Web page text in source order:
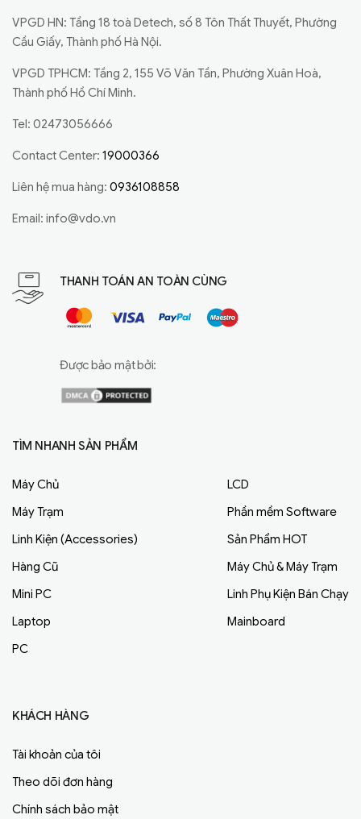
VPGD HN: Tầng 18 toà Detech, số 8 Tôn Thất Thuyết, Phường
Cầu Giấy, Thành phố Hà Nội.
VPGD TPHCM: Tầng 2, 155 Võ Văn Tần, Phường Xuân Hoà,
Thành phố Hồ Chí Minh.
Tel: 02473056666
Contact Center: 19000366
Liên hệ mua hàng: 0936108858
Email: info@vdo.vn
THANH TOÁN AN TOÀN CÙNG
Được bảo mật bởi:
TÌM NHANH SẢN PHẨM
Máy Chủ
Máy Trạm
Linh Kiện (Accessories)
Hàng Cũ
Mini PC
Laptop
PC
LCD
Phần mềm Software
Sản Phẩm HOT
Máy Chủ & Máy Trạm
Linh Phụ Kiện Bán Chạy
Mainboard
KHÁCH HÀNG
Tài khoản của tôi
Theo dõi đơn hàng
Chính sách bảo mật